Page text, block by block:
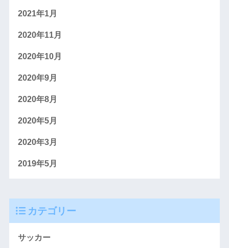
2021年1月
2020年11月
2020年10月
2020年9月
2020年8月
2020年5月
2020年3月
2019年5月
カテゴリー
サッカー